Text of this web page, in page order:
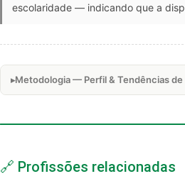
escolaridade — indicando que a
Metodologia — Perfil & Tendências
🔗 Profissões relacionadas